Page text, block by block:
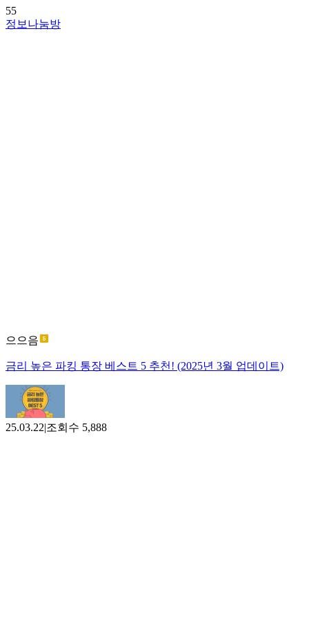
55
정보나눔방
으으음
금리 높은 파킹 통장 베스트 5 추천! (2025년 3월 업데이트)
25.03.22|조회수 5,888